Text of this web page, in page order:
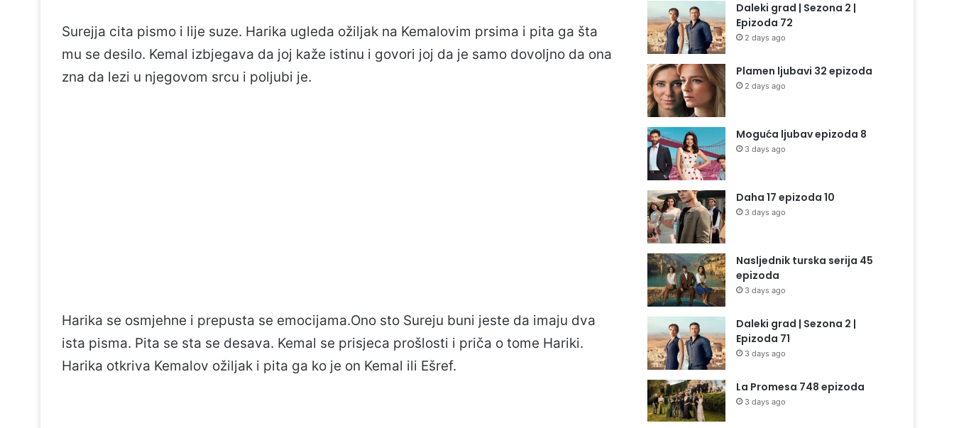
Surejja cita pismo i lije suze. Harika ugleda ožiljak na Kemalovim prsima i pita ga šta
mu se desilo. Kemal izbjegava da joj kaže istinu i govori joj da je samo dovoljno da ona
zna da lezi u njegovom srcu i poljubi je.
Harika se osmjehne i prepusta se emocijama.Ono sto Sureju buni jeste da imaju dva
ista pisma. Pita se sta se desava. Kemal se prisjeca prošlosti i priča o tome Hariki.
Harika otkriva Kemalov ožiljak i pita ga ko je on Kemal ili Ešref.
Daleki grad | Sezona 2 |
Epizoda 72
2 days ago
Plamen ljubavi 32 epizoda
2 days ago
Moguća ljubav epizoda 8
3 days ago
Daha 17 epizoda 10
3 days ago
Nasljednik turska serija 45
epizoda
3 days ago
Daleki grad | Sezona 2 |
Epizoda 71
3 days ago
La Promesa 748 epizoda
3 days ago